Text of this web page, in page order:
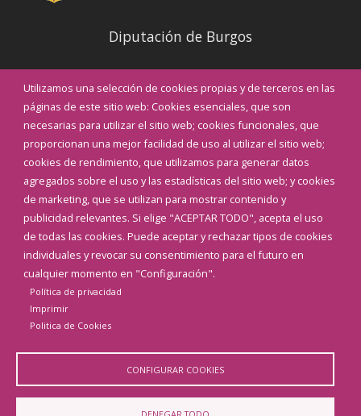
Utilizamos una selección de cookies propias y de terceros en las
páginas de este sitio web: Cookies esenciales, que son
necesarias para utilizar el sitio web; cookies funcionales, que
proporcionan una mejor facilidad de uso al utilizar el sitio web;
cookies de rendimiento, que utilizamos para generar datos
agregados sobre el uso y las estadísticas del sitio web; y cookies
de marketing, que se utilizan para mostrar contenido y
publicidad relevantes. Si elige "ACEPTAR TODO", acepta el uso
de todas las cookies. Puede aceptar y rechazar tipos de cookies
individuales y revocar su consentimiento para el futuro en
cualquier momento en "Configuración".
Política de privacidad
Imprimir
Politica de Cookies
CONFIGURAR COOKIES
Diputación de Burgos
Noticias
Eventos
Teléfonos de interés
INICIAR SESIÓN
MAPA WEB